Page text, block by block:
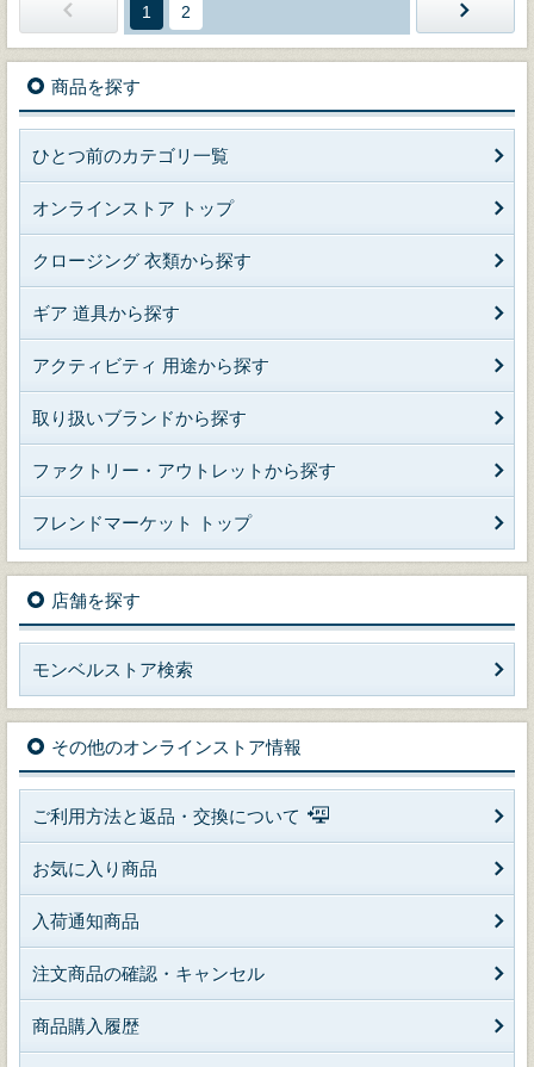
1 2
商品を探す
ひとつ前のカテゴリ一覧
オンラインストア トップ
クロージング 衣類から探す
ギア 道具から探す
アクティビティ 用途から探す
取り扱いブランドから探す
ファクトリー・アウトレットから探す
フレンドマーケット トップ
店舗を探す
モンベルストア検索
その他のオンラインストア情報
ご利用方法と返品・交換について
お気に入り商品
入荷通知商品
注文商品の確認・キャンセル
商品購入履歴